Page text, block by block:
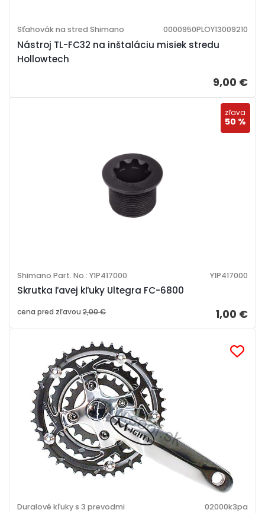
Nástroj TL-FC32 na inštaláciu misiek stredu
Hollowtech
Sťahovák na stred Shimano 0000950PLOY13009210
9,00 €
Skrutka ľavej kľuky Ultegra FC-6800
Shimano Part. No.: Y1P417000 Y1P417000
cena pred zľavou 2,00 € 1,00 €
zľava
50 %
Duralové kľuky s 3 prevodmi 02000k3pa